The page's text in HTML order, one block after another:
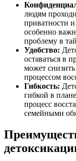
людям
приватности
особенно
проблему в
Удобство:
оставаться в
может снизить
процессом
Гибкость:
гибкой в
процесс
семейными